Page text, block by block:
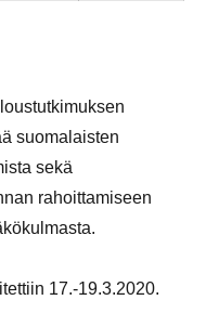
suomalaisten
sekä
rahoittamiseen
17.-19.3.2020.